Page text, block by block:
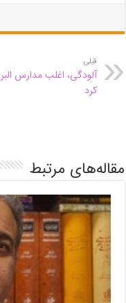
قبلی
آلودگی، اغلب مدارس
کرد
مقاله‌های مرتبط